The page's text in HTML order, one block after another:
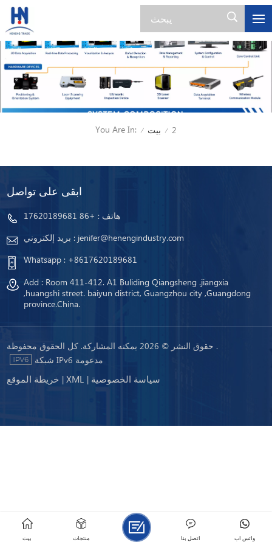
You Are In: / بيت / 2
ابقى على تواصل
هاتف : +86 17620189681
بريد إلكتروني : jenifer@henengindustry.com
Whatsapp : +8617620189681
Add : Room 411-412. A1 Buliding Qiangsheng .jiangxia
,huangshi street. baiyun district, Guangzhou city ,Guangdong
province.China.
حقوق النشر © 2026 يمكنه المشاركة. كل الحقوق محفوظة .
شبكة IPv6 مدعومة
خريطة الموقع | XML | سياسة الخصوصية
بيت منتجات واتس اب اتصل بنا